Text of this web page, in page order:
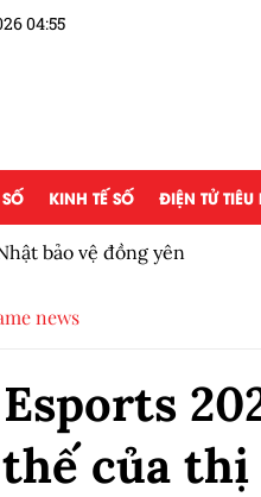
04:55
KINH TẾ SỐ ĐIỆN TỬ
bảo vệ đồng yên
news
của